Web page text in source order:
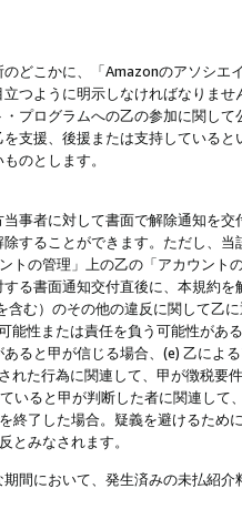
どこかに、「Amazonのアソシエ
つように明示しなければなりませ
プログラムへの乙の参加に関して
支援、後援または支持している
のとします。
事者に対して書面で解除通知を交
することができます。ただし、当
トの管理」上の乙の「アカウント
る書面通知交付直後に、本規約を
む）のその他の違反に関して乙
能性または責任を負う可能性があ
ると甲が信じる場合、(e) 乙によ
た行為に関連して、甲が徴税要
いると甲が判断した者に関連して
終了した場合。疑義を避けるため
とみなされます。
間において、発生済みの未払紹介